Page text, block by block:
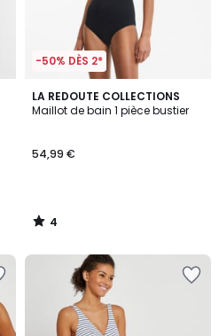
-50% DÈS 2*
LA REDOUTE COLLECTIONS
Maillot de bain 1 pièce bustier
54,99 €
4
/
4
/